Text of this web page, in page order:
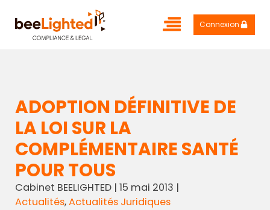
Connexion
ADOPTION DÉFINITIVE DE
LA LOI SUR LA
COMPLÉMENTAIRE SANTÉ
POUR TOUS
Cabinet BEELIGHTED| 15 mai 2013 |
Actualités,Actualités Juridiques